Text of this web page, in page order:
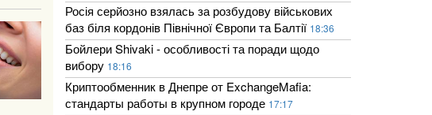
Росія серйозно взялась за розбудову військових
баз біля кордонів Північної Європи та Балтії 18:36
Бойлери Shivaki - особливості та поради щодо
вибору 18:16
Криптообменник в Днепре от ExchangeMafia:
стандарты работы в крупном городе 17:17